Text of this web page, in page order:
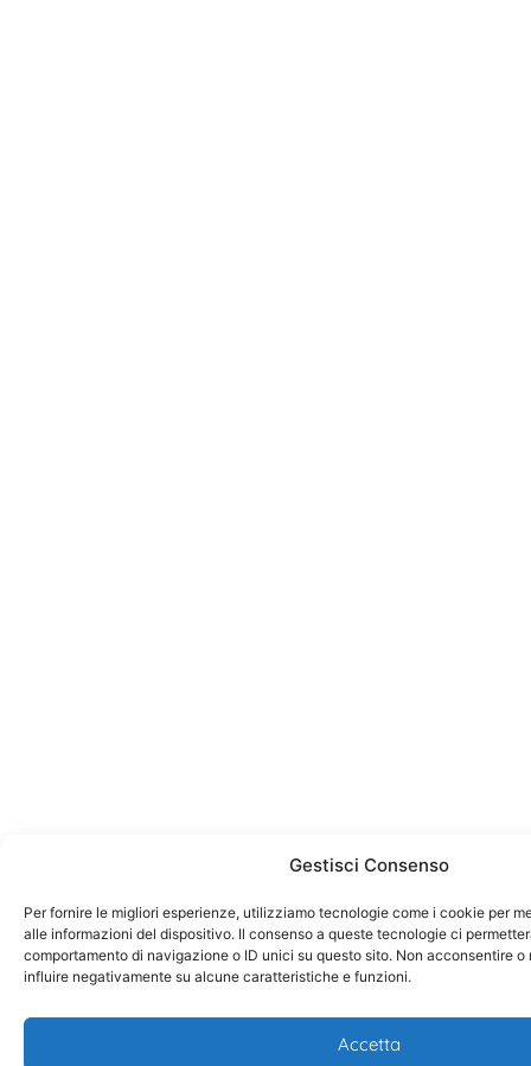
Gestisci Consenso
Per fornire le migliori esperienze, utilizziamo tecnologie come i cookie per
alle informazioni del dispositivo. Il consenso a queste tecnologie ci
comportamento di navigazione o ID unici su questo sito. Non acconsentire o
influire negativamente su alcune caratteristiche e funzioni.
Accetta